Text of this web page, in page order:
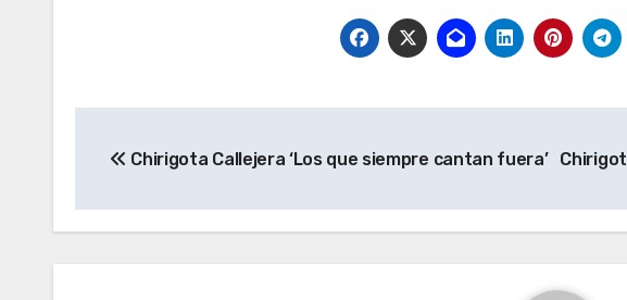
de
entradas
Chirigota Callejera ‘Los que siempre cantan fuera’